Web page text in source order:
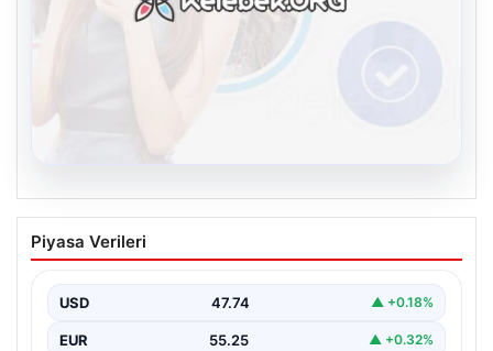
Kelebek sohbet platformu İle Dijital
İletişimin Güvenli Adresi Ve Chat
İnternet çağında insanların güvenli bir biçimde bağlantı
Piyasa Verileri
USD 47.74 ▲ +0.18%
EUR 55.25 ▲ +0.32%